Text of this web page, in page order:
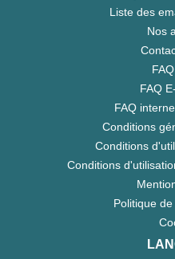
Liste des
Nos
FAQ
FAQ
Conditions
Conditions
Conditions
Politique